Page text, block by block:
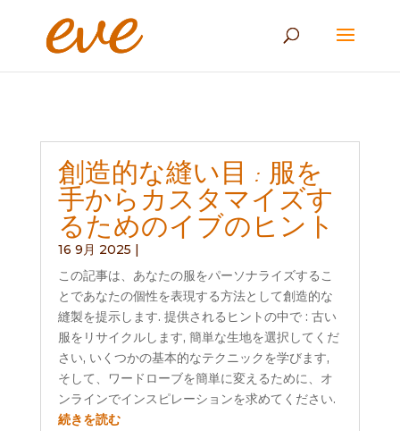
創造的な縫い目 : 服を
手からカスタマイズす
るためのイブのヒント
16 9月 2025 |
この記事は、あなたの服をパーソナライズするこ
とであなたの個性を表現する方法として創造的な
縫製を提示します. 提供されるヒントの中で : 古い
服をリサイクルします, 簡単な生地を選択してくだ
さい, いくつかの基本的なテクニックを学びます,
そして、ワードローブを簡単に変えるために、オ
ンラインでインスピレーションを求めてください.
続きを読む